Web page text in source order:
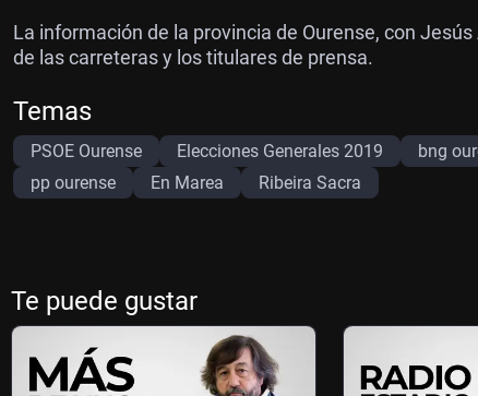
La información de la provincia de Ourense, con
de las carreteras y los titulares de prensa.
Temas
PSOE Ourense Elecciones Generales 2019 bng
pp ourense
En Marea Ribeira Sacra
Te puede gustar